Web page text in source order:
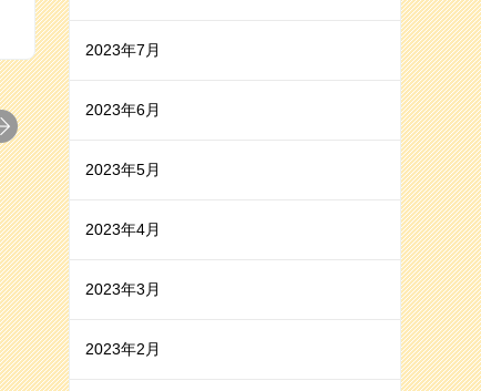
2023年7月
2023年6月
2023年5月
2023年4月
2023年3月
2023年2月